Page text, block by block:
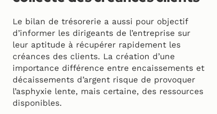
Le bilan de trésorerie a aussi pour objectif
d’informer les dirigeants de l’entreprise sur
leur aptitude à récupérer rapidement les
créances des clients. La création d’une
importance différence entre encaissements et
décaissements d’argent risque de provoquer
l’asphyxie lente, mais certaine, des ressources
disponibles.